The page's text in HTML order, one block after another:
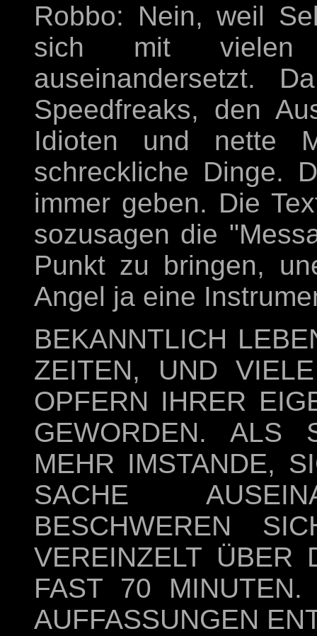
Robbo: Nein, weil
sich mit vielen
auseinandersetzt.
Speedfreaks, den
Idioten und nette
schreckliche Dinge.
immer geben. Die
sozusagen die
Punkt zu bringen,
Angel ja eine
BEKANNTLICH
ZEITEN, UND
OPFERN IHRER
GEWORDEN. ALS
MEHR IMSTANDE,
SACHE
BESCHWEREN
VEREINZELT ÜBER
FAST 70
AUFFASSUNGEN